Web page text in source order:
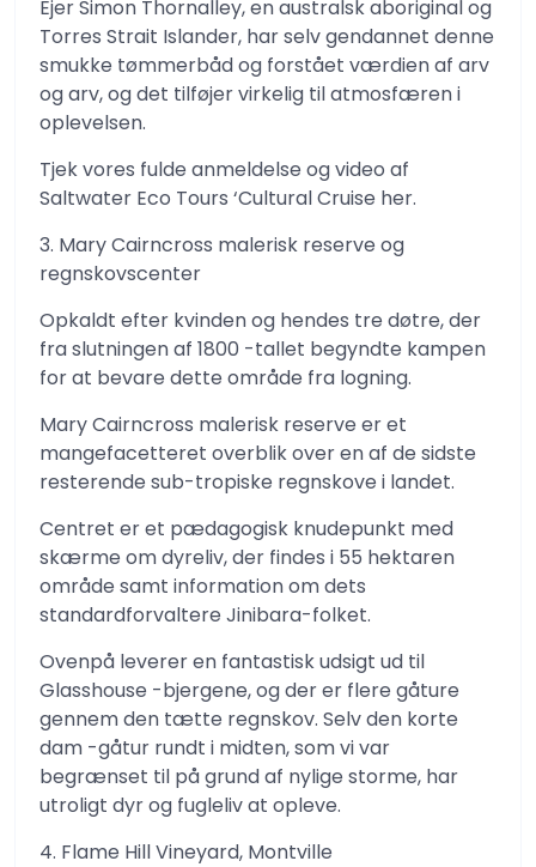
Ejer Simon Thornalley, en australsk aboriginal og
Torres Strait Islander, har selv gendannet denne
smukke tømmerbåd og forstået værdien af ​​arv
og arv, og det tilføjer virkelig til atmosfæren i
oplevelsen.
Tjek vores fulde anmeldelse og video af
Saltwater Eco Tours ‘Cultural Cruise her.
3. Mary Cairncross malerisk reserve og
regnskovscenter
Opkaldt efter kvinden og hendes tre døtre, der
fra slutningen af ​​1800 -tallet begyndte kampen
for at bevare dette område fra logning.
Mary Cairncross malerisk reserve er et
mangefacetteret overblik over en af ​​de sidste
resterende sub-tropiske regnskove i landet.
Centret er et pædagogisk knudepunkt med
skærme om dyreliv, der findes i 55 hektaren
område samt information om dets
standardforvaltere Jinibara-folket.
Ovenpå leverer en fantastisk udsigt ud til
Glasshouse -bjergene, og der er flere gåture
gennem den tætte regnskov. Selv den korte
dam -gåtur rundt i midten, som vi var
begrænset til på grund af nylige storme, har
utroligt dyr og fugleliv at opleve.
4. Flame Hill Vineyard, Montville